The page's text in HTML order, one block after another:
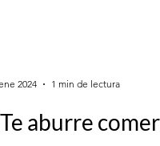
aburre
2024 1 min de lectura